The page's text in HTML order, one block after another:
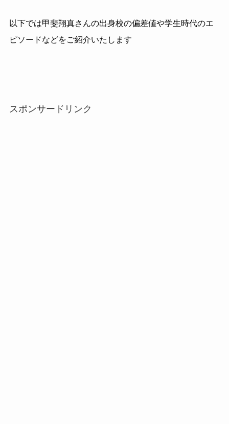
以下では甲斐翔真さんの出身校の偏差値や学生時代のエ
ピソードなどをご紹介いたします
スポンサードリンク